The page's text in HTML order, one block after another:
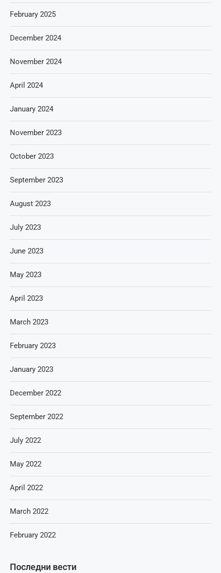
Последни вести
February 2025
December 2024
November 2024
April 2024
January 2024
November 2023
October 2023
September 2023
August 2023
July 2023
June 2023
May 2023
April 2023
March 2023
February 2023
January 2023
December 2022
September 2022
July 2022
May 2022
April 2022
March 2022
February 2022